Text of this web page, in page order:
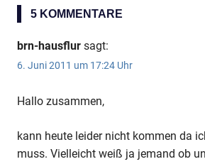
5 KOMMENTARE
brn-hausflur sagt:
6. Juni 2011 um 17:24 Uhr
Hallo zusammen,
kann heute leider nicht kommen da
muss. Vielleicht weiß ja jemand ob